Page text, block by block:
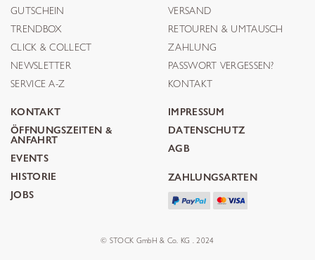
GUTSCHEIN
TRENDBOX
CLICK & COLLECT
NEWSLETTER
SERVICE A-Z
VERSAND
RETOUREN & UMTAUSCH
ZAHLUNG
PASSWORT VERGESSEN?
KONTAKT
KONTAKT
ÖFFNUNGSZEITEN &
ANFAHRT
EVENTS
HISTORIE
JOBS
IMPRESSUM
DATENSCHUTZ
AGB
ZAHLUNGSARTEN
© STOCK GmbH & Co. KG . 2024